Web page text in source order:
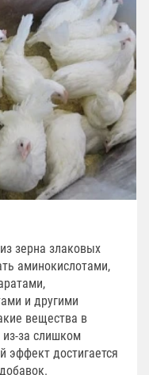
зерна злаковых
аминокислотами,
и другими
вещества в
за слишком
эффект достигается